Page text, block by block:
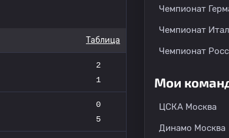
Таблица
2
1
0
5
Чемпионат
Чемпионат
Чемпионат
Мои
ЦСКА Москва
Динамо Москва